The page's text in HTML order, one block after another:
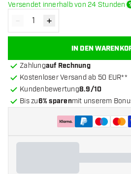
Versendet innerhalb von 24 Stunden
Menge verringern
- Menge erhöhen
+
IN DEN
Zahlungauf Rechnung
Kostenloser Versand ab 50 EUR**
Kundenbewertung8.9/10
Bis zu6% sparenmit unserem